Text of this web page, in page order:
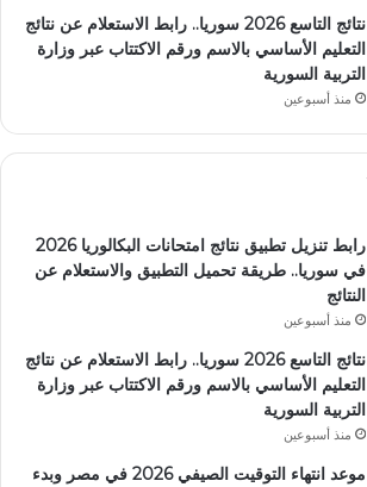
نتائج التاسع 2026 سوريا.. رابط الاستعلام عن نتائج
التعليم الأساسي بالاسم ورقم الاكتتاب عبر وزارة
التربية السورية
منذ أسبوعين
رابط تنزيل تطبيق نتائج امتحانات البكالوريا 2026
في سوريا.. طريقة تحميل التطبيق والاستعلام عن
النتائج
منذ أسبوعين
نتائج التاسع 2026 سوريا.. رابط الاستعلام عن نتائج
التعليم الأساسي بالاسم ورقم الاكتتاب عبر وزارة
التربية السورية
منذ أسبوعين
موعد انتهاء التوقيت الصيفي 2026 في مصر وبدء